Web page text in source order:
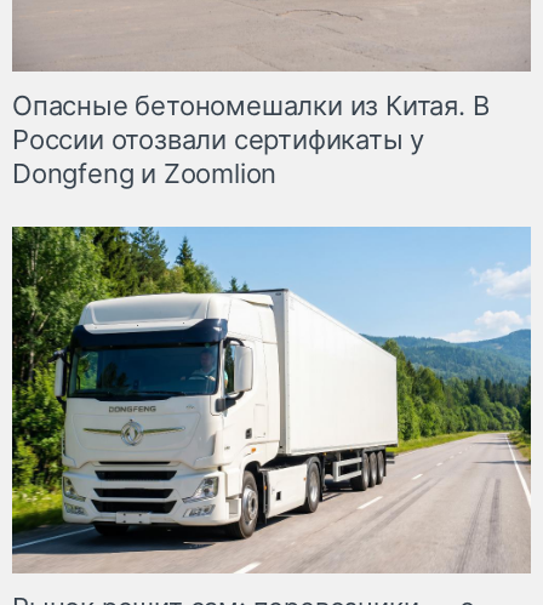
Опасные бетономешалки из Китая. В
России отозвали сертификаты у
Dongfeng и Zoomlion